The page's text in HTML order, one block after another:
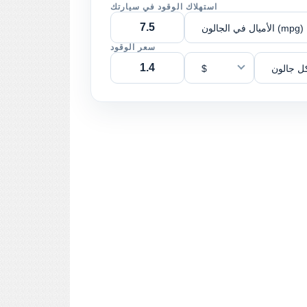
استهلاك الوقود في سيارتك
الأميال في الجالون (mpg)
سعر الوقود
$ جالون